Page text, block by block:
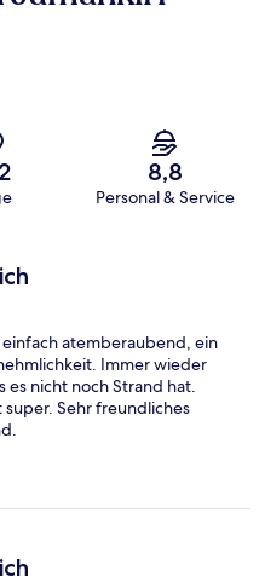
8,8
Personal & Service
atemberaubend, ein
Immer wieder
es nicht noch Strand hat.
Sehr freundliches